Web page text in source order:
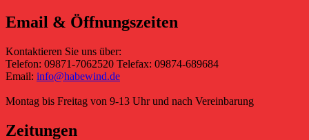
Email & Öffnungszeiten
Kontaktieren Sie uns über:
Telefon: 09871-7062520 Telefax: 09874-689684
Email: info@habewind.de
Montag bis Freitag von 9-13 Uhr und nach Vereinbarung
Zeitungen